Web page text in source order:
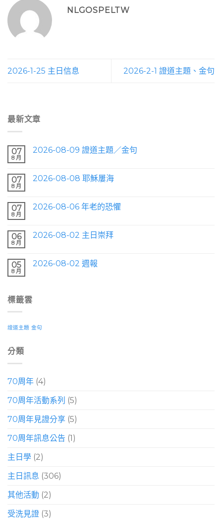
NLGOSPELTW
2026-1-25 主日信息 2026-2-1 證道主題、金句
最新文章
07
8 月
2026-08-09 證道主題／金句
07
8 月
2026-08-08 耶穌屢海
07
8 月
2026-08-06 年老的恐懼
06
8 月
2026-08-02 主日崇拜
05
8 月
2026-08-02 週報
標籤雲
證道主題 金句
分類
70周年 (4)
70周年活動系列 (5)
70周年見證分享 (5)
70周年訊息公告 (1)
主日學 (2)
主日訊息 (306)
其他活動 (2)
受洗見證 (3)